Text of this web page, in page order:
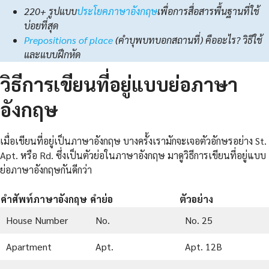
220+ รูปแบบประโยคภาษาอังกฤษเพื่อการสื่อสารพื้นฐานที่ใช้
บ่อยที่สุด
Prepositions of place(คำบุพบทบอกสถานที่) คืออะไร? วิธีใช้
และแบบฝึกหัด
วิธีการเขียนที่อยู่แบบย่อภาษา
อังกฤษ
เมื่อเขียนที่อยู่เป็นภาษาอังกฤษ บางครั้งเรามักจะเจอตัวอักษรอย่าง St.
Apt. หรือ Rd. ซึ่งเป็นตัวย่อในภาษาอังกฤษ มาดูวิธีการเขียนที่อยู่แบบ
ย่อภาษาอังกฤษกันดีกว่า
คำศัพท์ภาษาอังกฤษ คำย่อ
ตัวอย่าง
House Number
No. No. 25
Apartment Apt. Apt. 12B